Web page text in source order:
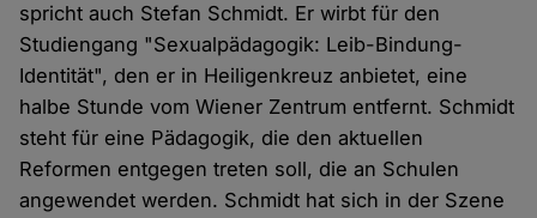
spricht auch Stefan Schmidt. Er wirbt für den
Studiengang "Sexualpädagogik: Leib-Bindung-
Identität", den er in Heiligenkreuz anbietet, eine
halbe Stunde vom Wiener Zentrum entfernt. Schmidt
steht für eine Pädagogik, die den aktuellen
Reformen entgegen treten soll, die an Schulen
angewendet werden. Schmidt hat sich in der Szene